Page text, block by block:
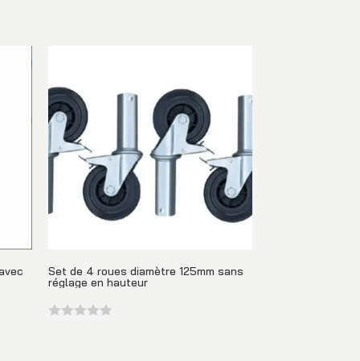
Set de 4 roues diamètre 125mm sans
réglage en hauteur